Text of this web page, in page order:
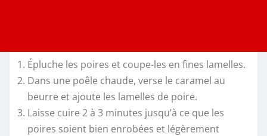
Épluche les poires et coupe-les en fines lamelles.
Dans une poêle chaude, verse le caramel au
beurre et ajoute les lamelles de poire.
Laisse cuire 2 à 3 minutes jusqu’à ce que les
poires soient bien enrobées et légèrement